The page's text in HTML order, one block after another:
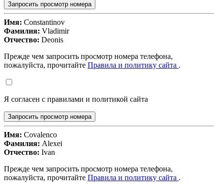
Запросить просмотр номера
Имя: Constantinov
Фамилия: Vladimir
Отчество: Deonis
Прежде чем запросить просмотр номера телефона,
пожалуйста, прочитайте Правила и политику сайта .
Я согласен с правилами и политикой сайта
Запросить просмотр номера
Имя: Covalenco
Фамилия: Alexei
Отчество: Ivan
Прежде чем запросить просмотр номера телефона,
пожалуйста, прочитайте Правила и политику сайта .